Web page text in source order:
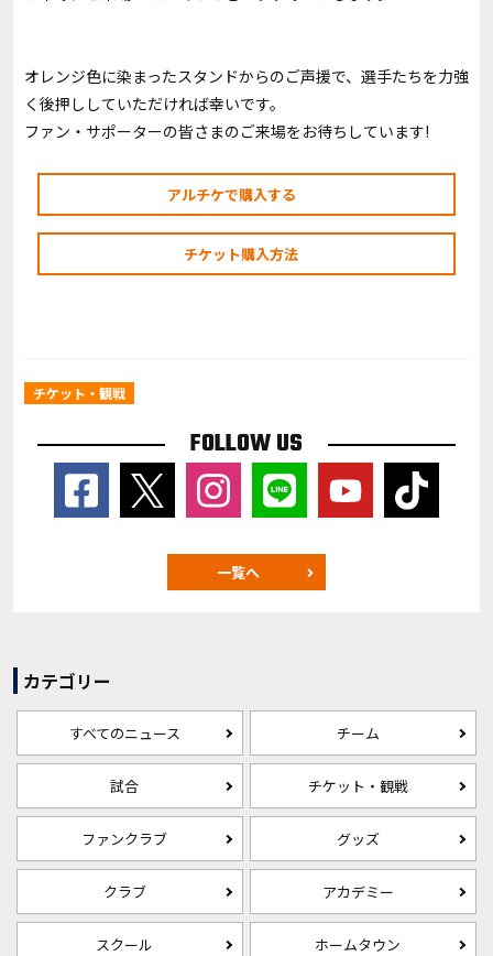
オレンジ色に染まったスタンドからのご声援で、選手たちを力強
く後押ししていただければ幸いです。
ファン・サポーターの皆さまのご来場をお待ちしています!
アルチケで購入する
チケット購入方法
チケット・観戦
FOLLOW US
一覧へ
カテゴリー
すべてのニュース チーム
試合 チケット・観戦
ファンクラブ グッズ
クラブ アカデミー
スクール ホームタウン